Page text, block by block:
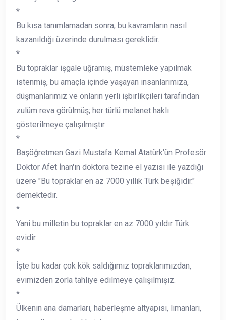
*
Bu kısa tanımlamadan sonra, bu kavramların nasıl
kazanıldığı üzerinde durulması gereklidir.
*
Bu topraklar işgale uğramış, müstemleke yapılmak
istenmiş, bu amaçla içinde yaşayan insanlarımıza,
düşmanlarımız ve onların yerli işbirlikçileri tarafından
zulüm reva görülmüş; her türlü melanet haklı
gösterilmeye çalışılmıştır.
*
Başöğretmen Gazi Mustafa Kemal Atatürk'ün Profesör
Doktor Afet İnan'ın doktora tezine el yazısı ile yazdığı
üzere "Bu topraklar en az 7000 yıllık Türk beşiğidir."
demektedir.
*
Yani bu milletin bu topraklar en az 7000 yıldır Türk
evidir.
*
İşte bu kadar çok kök saldığımız topraklarımızdan,
evimizden zorla tahliye edilmeye çalışılmışız.
*
Ülkenin ana damarları, haberleşme altyapısı, limanları,